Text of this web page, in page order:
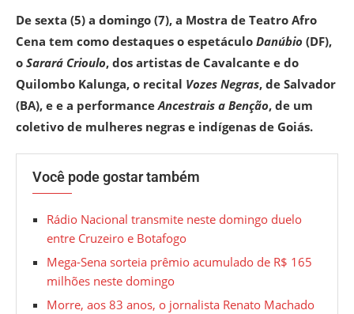
De sexta (5) a domingo (7), a Mostra de Teatro Afro
Cena tem como destaques o espetáculo Danúbio (DF),
o Sarará Crioulo, dos artistas de Cavalcante e do
Quilombo Kalunga, o recital Vozes Negras, de Salvador
(BA), e e a performanceAncestrais a Benção, de um
coletivo de mulheres negras e indígenas de Goiás.
Você pode gostar também
Rádio Nacional transmite neste domingo duelo
entre Cruzeiro e Botafogo
Mega-Sena sorteia prêmio acumulado de R$ 165
milhões neste domingo
Morre, aos 83 anos, o jornalista Renato Machado